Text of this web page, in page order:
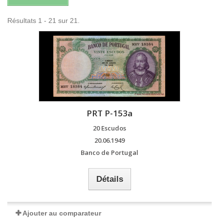
Résultats 1 - 21 sur 21.
PRT P-153a
20 Escudos
20.06.1949
Banco de Portugal
Détails
Ajouter au comparateur